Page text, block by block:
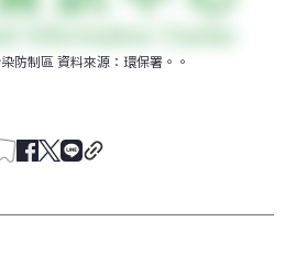
防制區 資料來源：環保署。。